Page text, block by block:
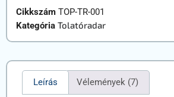
Cikkszám TOP-TR-001
Kategória Tolatóradar
Leírás Vélemények (7)